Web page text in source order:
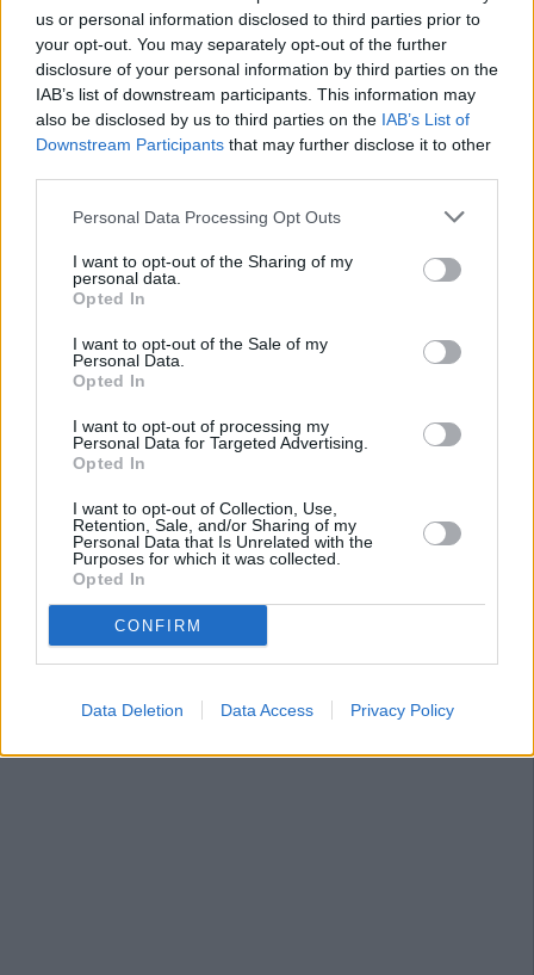
us or personal information disclosed to third parties prior to
your opt-out. You may separately opt-out of the further
disclosure of your personal information by third parties on the
IAB’s list of downstream participants. This information may
also be disclosed by us to third parties on the IAB’s List of
Downstream Participants that may further disclose it to other
Personal Data Processing Opt Outs
I want to opt-out of the Sharing of my
personal data.
Opted In
I want to opt-out of the Sale of my
Personal Data.
Opted In
I want to opt-out of processing my
Personal Data for Targeted Advertising.
Opted In
I want to opt-out of Collection, Use,
Retention, Sale, and/or Sharing of my
Personal Data that Is Unrelated with the
Purposes for which it was collected.
Opted In
CONFIRM
Data Deletion Data Access Privacy Policy
familias tienen que implicarse al máximo para cuidar a los
menores y mejorar sus condiciones de vida. Cada vez son
más las terapias y los fármacos que ayudan a paliar las
consecuencias. En el caso de Alonso Pérez son numerosos
los especialistas médicos que supervisan su evolución. De
manera paralela se trazan estrategias cuya finalidad es
abordar la enfermedad de manera que se optimicen los
tratamientos y las condiciones cotidianas del paciente en